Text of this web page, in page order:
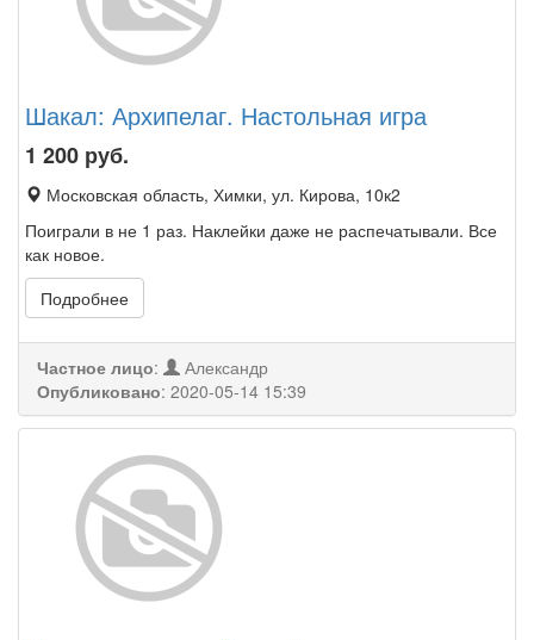
Шакал: Архипелаг. Настольная игра
1 200 руб.
Московская область, Химки, ул. Кирова, 10к2
Поиграли в не 1 раз. Наклейки даже не распечатывали. Все
как новое.
Подробнее
Частное лицо:
Александр
Опубликовано: 2020-05-14 15:39